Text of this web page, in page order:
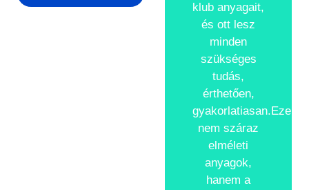
klub anyagait,
és ott lesz
minden
szükséges
tudás,
érthetően,
gyakorlatiasan.Ezek
nem száraz
elméleti
anyagok,
hanem a